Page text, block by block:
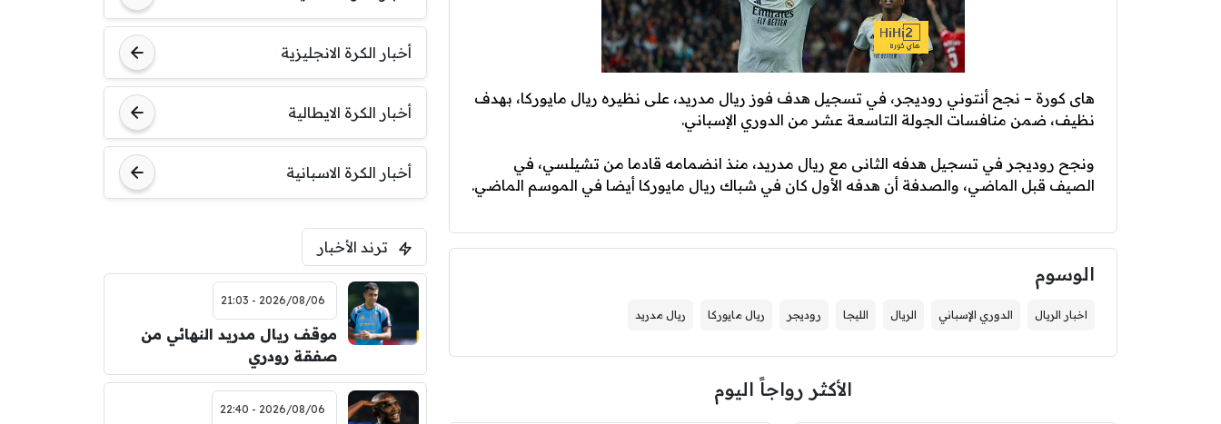
هاى كورة – نجح أنتوني روديجر، في تسجيل هدف فوز ريال مدريد، على نظيره ريال مايوركا، بهدف
نظيف، ضمن منافسات الجولة التاسعة عشر من الدوري الإسباني.
ونجح روديجر في تسجيل هدفه الثانى مع ريال مدريد، منذ انضمامه قادما من تشيلسي، في
الصيف قبل الماضي، والصدفة أن هدفه الأول كان في شباك ريال مايوركا أيضا في الموسم الماضي.
الوسوم
اخبار الريال الدوري الإسباني الريال الليجا روديجر ريال مايوركا ريال مدريد
الأكثر رواجاً اليوم
أخبار الكرة الانجليزية
أخبار الكرة الايطالية
أخبار الكرة الاسبانية
ترند الأخبار
2026/08/06 - 21:03
موقف ريال مدريد النهائي من
صفقة رودري
2026/08/06 - 22:40